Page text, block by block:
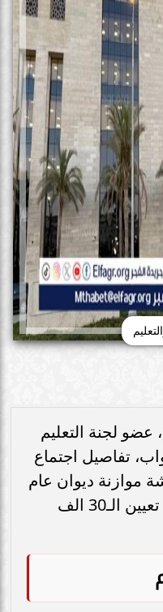
لجنة التعليم
تفاصيل اجتماع
موازنة ديوان عام
وزارة التربية والتعليم، أزمة تعيين الـ30 الف